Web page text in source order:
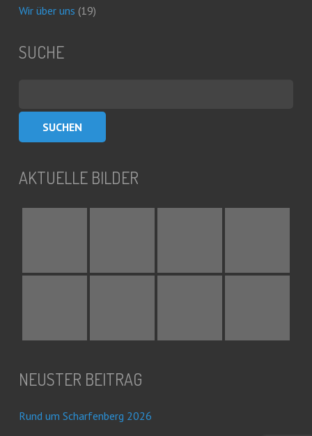
Wir über uns (19)
SUCHE
AKTUELLE BILDER
NEUSTER BEITRAG
Rund um Scharfenberg 2026